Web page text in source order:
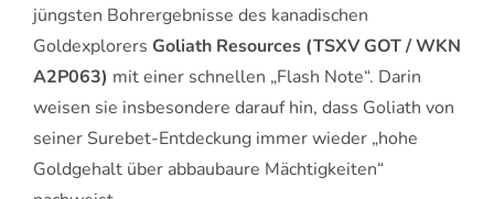
jüngsten Bohrergebnisse des kanadischen
Goldexplorers Goliath Resources (TSXV GOT / WKN
A2P063) mit einer schnellen „Flash Note“. Darin
weisen sie insbesondere darauf hin, dass Goliath von
seiner Surebet-Entdeckung immer wieder „hohe
Goldgehalt über abbaubaure Mächtigkeiten“